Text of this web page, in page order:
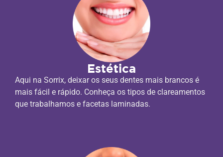
Estética
Aqui na Sorrix, deixar os seus dentes mais brancos é
mais fácil e rápido. Conheça os tipos de clareamentos
que trabalhamos e facetas laminadas.